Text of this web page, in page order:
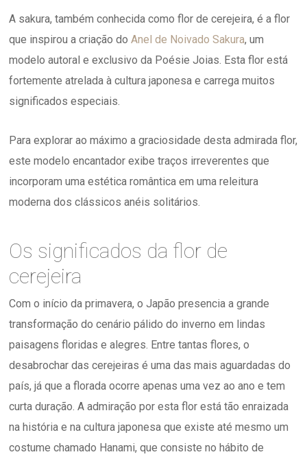
A sakura, também conhecida como flor de cerejeira, é a flor
que inspirou a criação doAnel de Noivado Sakura, um
modelo autoral e exclusivo da Poésie Joias. Esta flor está
fortemente atrelada à cultura japonesa e carrega muitos
significados especiais.
Para explorar ao máximo a graciosidade desta admirada flor,
este modelo encantador exibe traços irreverentes que
incorporam uma estética romântica em uma releitura
moderna dos clássicos anéis solitários.
Os significados da flor de
cerejeira
Com o início da primavera, o Japão presencia a grande
transformação do cenário pálido do inverno em lindas
paisagens floridas e alegres. Entre tantas flores, o
desabrochar das cerejeiras é uma das mais aguardadas do
país, já que a florada ocorre apenas uma vez ao ano e tem
curta duração. A admiração por esta flor está tão enraizada
na história e na cultura japonesa que existe até mesmo um
costume chamado Hanami, que consiste no hábito de